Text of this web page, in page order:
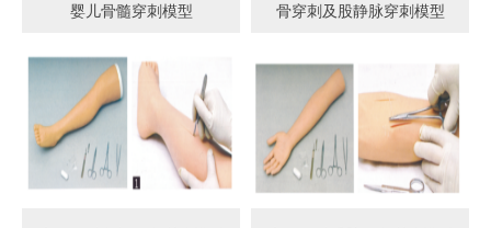
婴儿骨髓穿刺模型 骨穿刺及股静脉穿刺模型